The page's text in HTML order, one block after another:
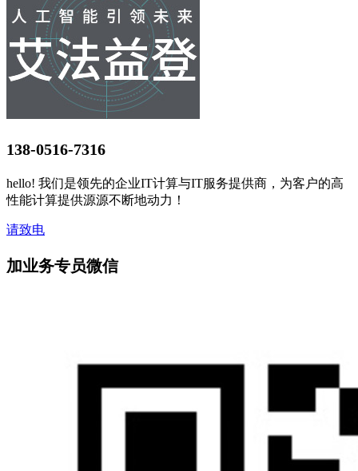
138-0516-7316
hello! 我们是领先的企业IT计算与IT服务提供商，为客户的高
性能计算提供源源不断地动力！
请致电
加业务专员微信